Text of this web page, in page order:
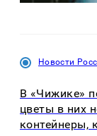
Новости
В «Чижике»
цветы в них
контейнеры,